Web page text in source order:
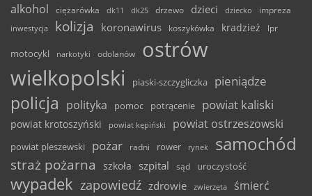
alkohol ciężarówka dk11 dk25 drzewo dzieci dziecko
impreza
inwestycja
kolizja koronawirus koszykówka kradzież lpr
motocykl narkotyki odolanów
ostrów
wielkopolski
piaski-szczygliczka pieniądze
policja polityka pomoc potrącenie powiat kaliski
powiat krotoszyński powiat kępiński powiat ostrzeszowski
powiat pleszewski pożar radni rower rynek samochód
straż pożarna szkoła szpital sąd uroczystość
wypadek zapowiedź zdrowie zwierzęta śmierć